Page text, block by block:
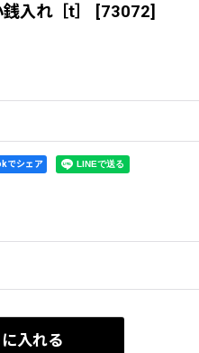
入れ［t］ [73072]
でシェア
入れる